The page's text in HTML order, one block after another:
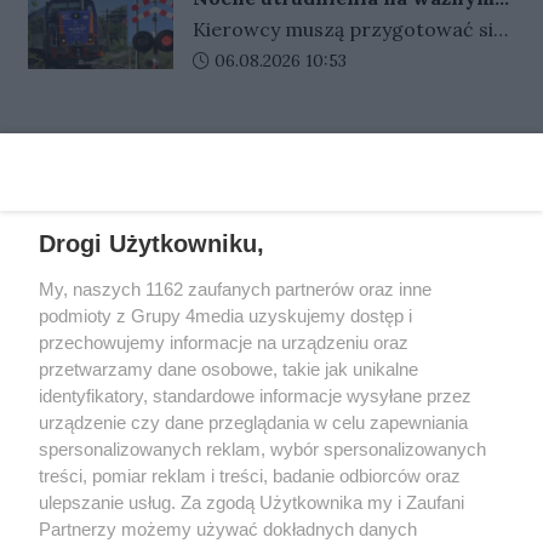
podejmie u siebie Carinę Gubin, a
Stilon Gorzów pojedzie do
Katowic na pojedynek ze Spartą.
przejeździe kolejowym.
Kierowcy muszą uważać
Kierowcy muszą przygotować się
na nocne utrudnienia w ruchu.
ruchu.
Data dodania artykułu:
06.08.2026 10:53
REKLAMA
Drogi Użytkowniku,
My, naszych 1162 zaufanych partnerów oraz inne
podmioty z Grupy 4media uzyskujemy dostęp i
przechowujemy informacje na urządzeniu oraz
przetwarzamy dane osobowe, takie jak unikalne
identyfikatory, standardowe informacje wysyłane przez
urządzenie czy dane przeglądania w celu zapewniania
spersonalizowanych reklam, wybór spersonalizowanych
treści, pomiar reklam i treści, badanie odbiorców oraz
ulepszanie usług. Za zgodą Użytkownika my i Zaufani
Partnerzy możemy używać dokładnych danych